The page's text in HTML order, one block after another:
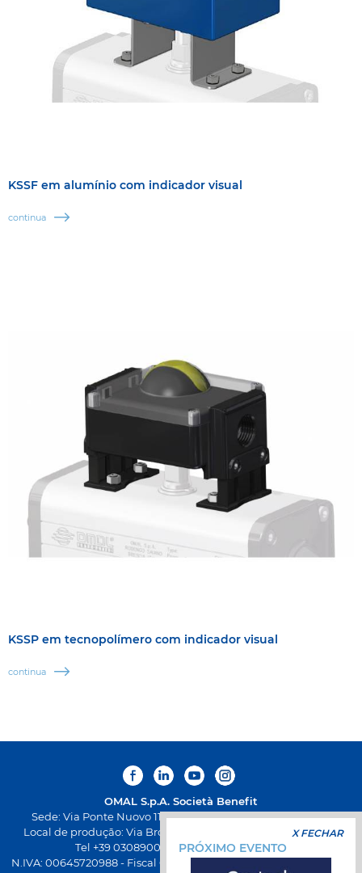
KSSF em alumínio com indicador visual
continua
KSSP em tecnopolímero com indicador visual
continua
OMAL S.p.A. Società Benefit
Sede: Via Ponte Nuovo 11, Rodengo Saiano (Brescia) Itália
Local de produção: Via Brognolo 12, Passirano (Brescia) Itália
Tel +39 0308900145 Fax +39 0308900423
N.IVA: 00645720988 - Fiscal Code: 01661640175 - Iscrição REA BS-
X FECHAR
PRÓXIMO EVENTO